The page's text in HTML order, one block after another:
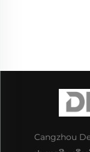
Cangzhou